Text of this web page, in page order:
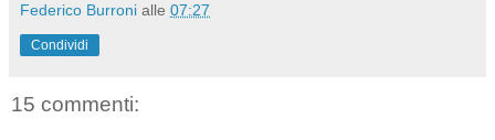
Federico Burroni alle 07:27
Condividi
15 commenti: